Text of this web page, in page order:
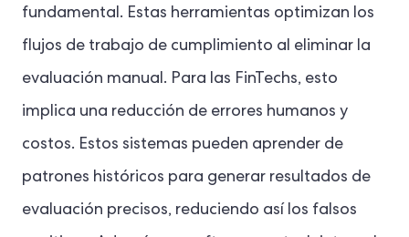
fundamental. Estas herramientas optimizan los
flujos de trabajo de cumplimiento al eliminar la
evaluación manual. Para las FinTechs, esto
implica una reducción de errores humanos y
costos. Estos sistemas pueden aprender de
patrones históricos para generar resultados de
evaluación precisos, reduciendo así los falsos